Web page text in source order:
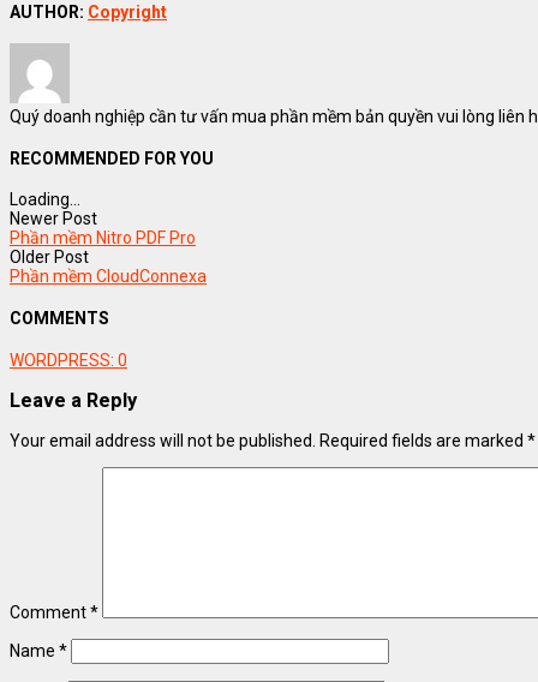
AUTHOR: Copyright
Quý doanh nghiệp cần tư vấn mua phần mềm bản quyền vui lòng liên
RECOMMENDED FOR YOU
Loading...
Newer Post
Phần mềm Nitro PDF Pro
Older Post
Phần mềm CloudConnexa
COMMENTS
WORDPRESS: 0
Leave a Reply
Your email address will not be published. Required fields are marked *
Comment*
Name *